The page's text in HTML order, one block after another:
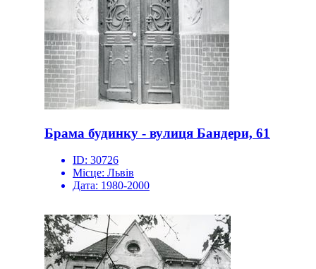
Брама будинку - вулиця Бандери, 61
ID: 30726
Місце: Львів
Дата: 1980-2000